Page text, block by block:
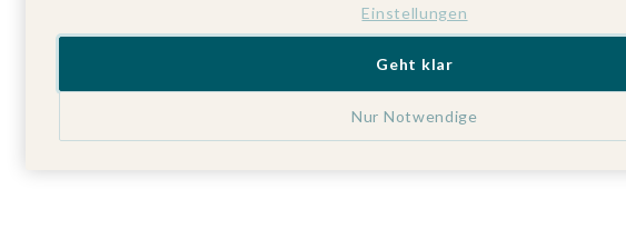
Einstellungen
Nur Notwendige
Geht klar